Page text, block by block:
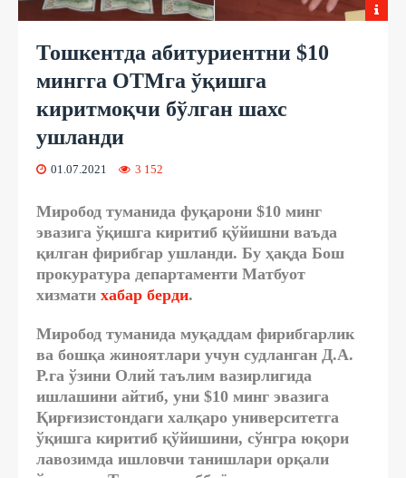
Тошкентда абитуриентни $10
мингга ОТМга ўқишга
киритмоқчи бўлган шахс
ушланди
01.07.2021 3 152
Миробод туманида фуқарони $10 минг
эвазига ўқишга киритиб қўйишни ваъда
қилган фирибгар ушланди. Бу ҳақда Бош
прокуратура департаменти Матбуот
хизмати хабар берди.
Миробод туманида муқаддам фирибгарлик
ва бошқа жиноятлари учун судланган Д.А.
Р.га ўзини Олий таълим вазирлигида
ишлашини айтиб, уни $10 минг эвазига
Қирғизистондаги халқаро университетга
ўқишга киритиб қўйишини, сўнгра юқори
лавозимда ишловчи танишлари орқали